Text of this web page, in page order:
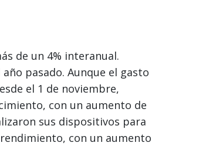
de un 4% interanual.
pasado. Aunque el gasto
el 1 de noviembre,
con un aumento de
sus dispositivos para
con un aumento